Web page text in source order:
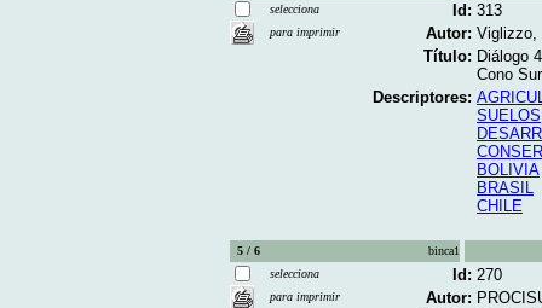
selecciona
para imprimir
Id: 313
Autor: Viglizzo,
Título: Diálogo
Cono
Descriptores:
SUELOS
BOLIVIA
BRASIL
CHILE
5 / 6
binca1
selecciona
para imprimir
Id: 270
Autor: